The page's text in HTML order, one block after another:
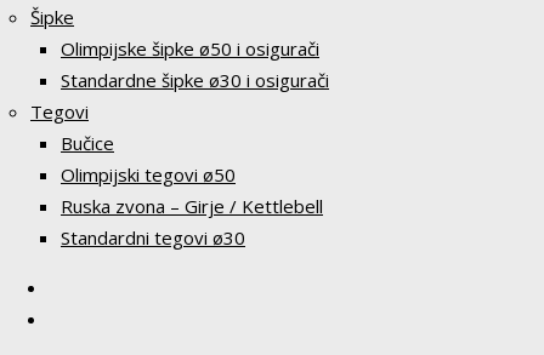
Šipke
Olimpijske šipke ø50 i osigurači
Standardne šipke ø30 i osigurači
Tegovi
Bučice
Olimpijski tegovi ø50
Ruska zvona – Girje / Kettlebell
Standardni tegovi ø30